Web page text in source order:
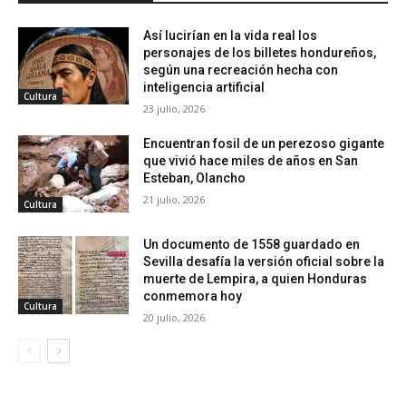
Cultura
Así lucirían en la vida real los
personajes de los billetes hondureños,
según una recreación hecha con
inteligencia artificial
23 julio, 2026
Cultura
Encuentran fosil de un perezoso gigante
que vivió hace miles de años en San
Esteban, Olancho
21 julio, 2026
Cultura
Un documento de 1558 guardado en
Sevilla desafía la versión oficial sobre la
muerte de Lempira, a quien Honduras
conmemora hoy
20 julio, 2026